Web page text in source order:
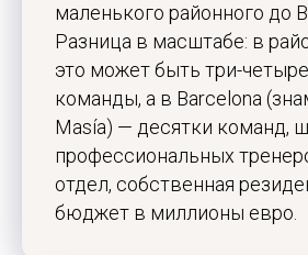
маленького районного до
Разница в масштабе: в
это может быть три-
команды, а в Barcelona
Masía) — десятки команд,
профессиональных
отдел, собственная
бюджет в миллионы евро.